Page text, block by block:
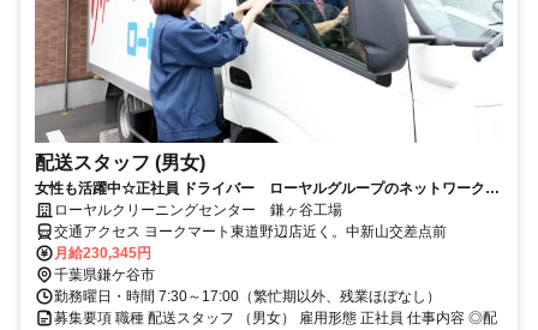
配送スタッフ (男女)
女性も活躍中☆正社員 ドライバー ローヤルグループのネットワークで
安定＆安心 未経験でもOKです！
ローヤルクリーニングセンター 鎌ヶ谷工場
交通アクセス ヨークマート東道野辺店近く。中新山交差点前
月給230,345円
千葉県鎌ケ谷市
勤務曜日・時間 7:30～17:00（繁忙期以外、残業ほぼなし）
募集要項 職種 配送スタッフ （男女） 雇用形態 正社員 仕事内容 ◎配